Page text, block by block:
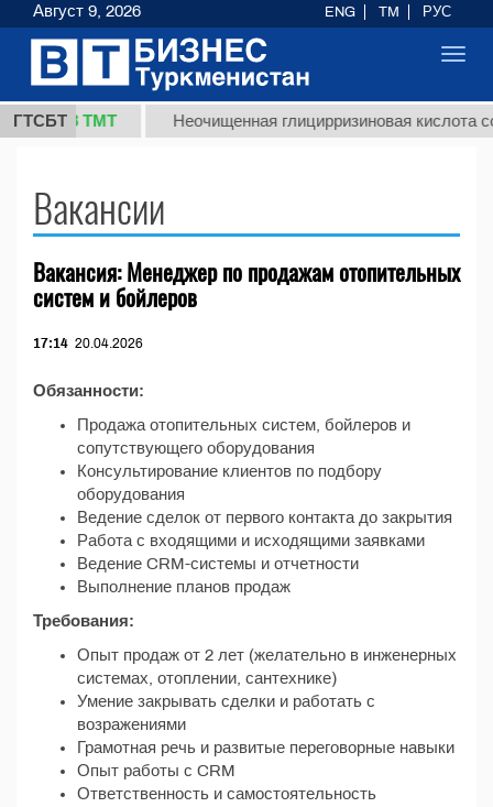
ГТСБТ
37,8 ТМТ Неочищенная глицирризиновая кислота
Вакансии
Вакансия: Менеджер по продажам отопительных
систем и бойлеров
17:14 20.04.2026
Обязанности:
Продажа отопительных систем, бойлеров и
сопутствующего оборудования
Консультирование клиентов по подбору
оборудования
Ведение сделок от первого контакта до закрытия
Работа с входящими и исходящими заявками
Ведение CRM-системы и отчетности
Выполнение планов продаж
Требования:
Опыт продаж от 2 лет (желательно в инженерных
системах, отоплении, сантехнике)
Умение закрывать сделки и работать с
возражениями
Грамотная речь и развитые переговорные навыки
Опыт работы с CRM
Ответственность и самостоятельность
Август 9, 2026 ENG TM РУС